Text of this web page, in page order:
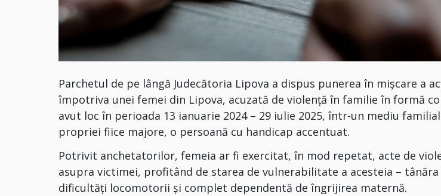
Parchetul de pe lângă Judecătoria Lipova a dispus punerea în mișcare a
împotriva unei femei din Lipova, acuzată de violență în familie în formă
avut loc în perioada 13 ianuarie 2024 – 29 iulie 2025, într-un mediu
propriei fiice majore, o persoană cu handicap accentuat.
Potrivit anchetatorilor, femeia ar fi exercitat, în mod repetat, acte de
asupra victimei, profitând de starea de vulnerabilitate a acesteia –
dificultăți locomotorii și complet dependentă de îngrijirea maternă.